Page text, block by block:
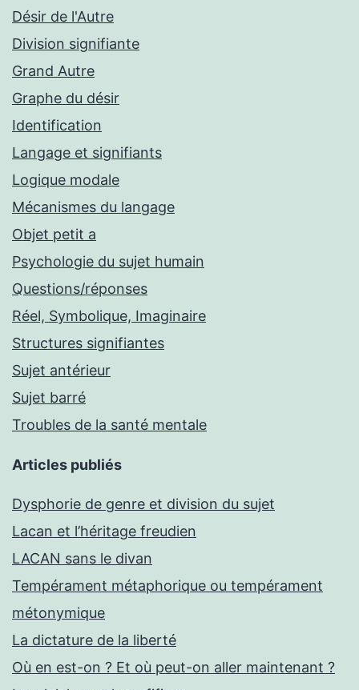
Désir de l'Autre
Division signifiante
Grand Autre
Graphe du désir
Identification
Langage et signifiants
Logique modale
Mécanismes du langage
Objet petit a
Psychologie du sujet humain
Questions/réponses
Réel, Symbolique, Imaginaire
Structures signifiantes
Sujet antérieur
Sujet barré
Troubles de la santé mentale
Articles publiés
Dysphorie de genre et division du sujet
Lacan et l’héritage freudien
LACAN sans le divan
Tempérament métaphorique ou tempérament
métonymique
La dictature de la liberté
Où en est-on ? Et où peut-on aller maintenant ?